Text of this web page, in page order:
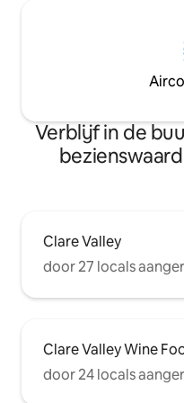
Verblijf in de
Clare Valley
door 27 locals
Clare Valley Wine
door 24 locals